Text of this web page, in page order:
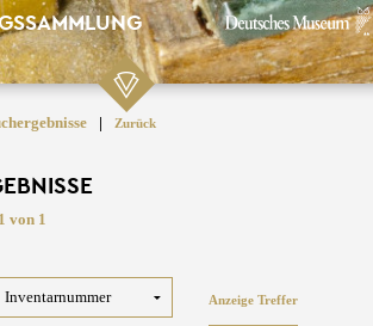
| Zurück
von 1
Anzeige Treffer